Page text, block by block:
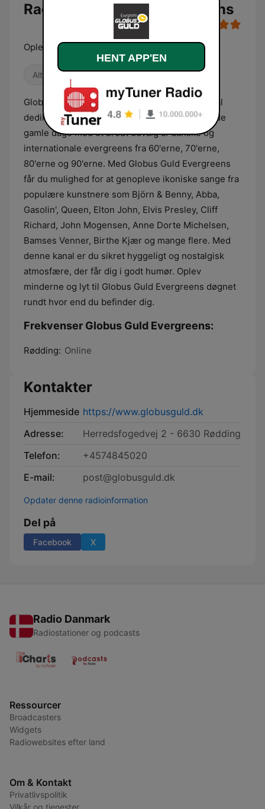
Radio Globus Guld Evergreens
Oplev minderne...
Alternativ / Indie 80'erne Oldies
Globus Guld Evergreens er en dansk radiokanal
dedikeret til at bringe lytterne tilbage til de gode
gamle dage med et bredt udvalg af danske og
internationale evergreens fra 60'erne, 70'erne,
80'erne og 90'erne. Med Globus Guld Evergreens
får du mulighed for at genopleve ikoniske sange fra
populære kunstnere som Björn & Benny, Abba,
Gasolin', Queen, Elton John, Elvis Presley, Cliff
Richard, John Mogensen, Anne Dorte Michelsen,
Bamses Venner, Birthe Kjær og mange flere. Med
denne kanal er du sikret hyggeligt og nostalgisk
atmosfære, der får dig i godt humør. Oplev
minderne og lyt til Globus Guld Evergreens døgnet
rundt hvor end du befinder dig.
Frekvenser Globus Guld Evergreens:
Rødding: Online
Kontakter
Hjemmeside https://www.globusguld.dk
Adresse:
Herredsfogedvej 2 - 6630 Rødding
Telefon:
+4574845020
E-mail:
post@globusguld.dk
Opdater denne radioinformation
Del på
Facebook X
Radio Danmark
Radiostationer og podcasts
Ressourcer
Broadcasters
Widgets
Radiowebsites efter land
Om & Kontakt
Privatlivspolitik
Vilkår og tjenester
HENT APP'EN